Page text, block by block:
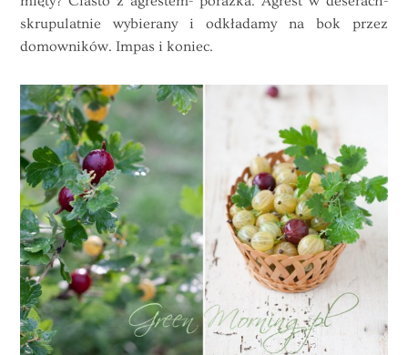
skrupulatnie wybierany i odkładamy na bok przez
domowników. Impas i koniec.